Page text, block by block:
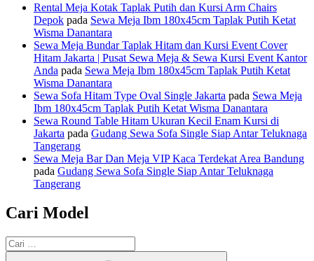
Rental Meja Kotak Taplak Putih dan Kursi Arm Chairs
Depok pada Sewa Meja Ibm 180x45cm Taplak Putih Ketat
Wisma Danantara
Sewa Meja Bundar Taplak Hitam dan Kursi Event Cover
Hitam Jakarta | Pusat Sewa Meja & Sewa Kursi Event Kantor
Anda pada Sewa Meja Ibm 180x45cm Taplak Putih Ketat
Wisma Danantara
Sewa Sofa Hitam Type Oval Single Jakarta pada Sewa Meja
Ibm 180x45cm Taplak Putih Ketat Wisma Danantara
Sewa Round Table Hitam Ukuran Kecil Enam Kursi di
Jakarta pada Gudang Sewa Sofa Single Siap Antar Teluknaga
Tangerang
Sewa Meja Bar Dan Meja VIP Kaca Terdekat Area Bandung
pada Gudang Sewa Sofa Single Siap Antar Teluknaga
Tangerang
Cari Model
Pencarian
untuk: